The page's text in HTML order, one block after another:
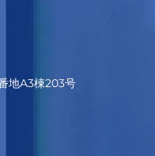
地A3棟203号